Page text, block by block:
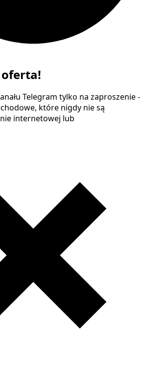
Telegram tylko na zaproszenie -
które nigdy nie są
internetowej lub